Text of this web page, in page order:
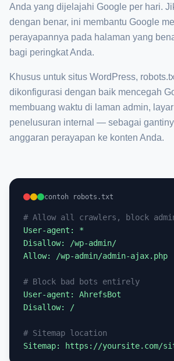
Anda yang dijelajahi Google per hari.
dengan benar, ini membantu Google
perayapannya pada halaman yang
bagi peringkat Anda.
Khusus untuk situs WordPress,
dikonfigurasi dengan baik mencegah
membuang waktu di laman admin,
penelusuran internal — sebagai
anggaran perayapan ke konten Anda.
contoh robots.txt
# Allow all crawlers, block
User-agent: *
Disallow: /wp-admin/
Allow: /wp-admin/admin-ajax.php
# Block bad bots entirely
User-agent: AhrefsBot
Disallow: /
# Sitemap location
Sitemap: https://yoursite.com/